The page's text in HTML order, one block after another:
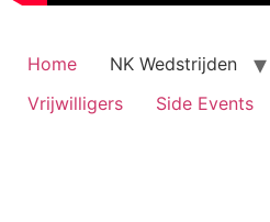
Home NK Wedstrijden
Vrijwilligers
Side Events